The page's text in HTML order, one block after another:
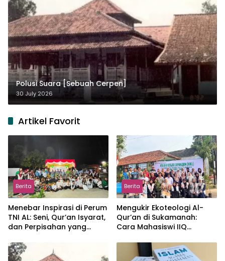
Polusi Suara [Sebuah Cerpen]
30 July 2026
Artikel Favorit
Berita
Menebar Inspirasi di Perum
TNI AL: Seni, Qur’an Isyarat,
dan Perpisahan yang
Berita
Mengukir Ekoteologi Al-
Qur’an di Sukamanah:
Cara Mahasiswi IIQ
Jonggol